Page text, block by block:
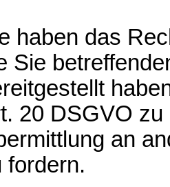
haben das
Sie
20 DSGVO
an
fordern.